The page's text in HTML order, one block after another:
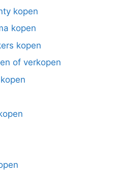
kopen
kopen
kopen
of verkopen